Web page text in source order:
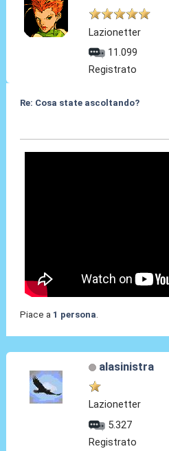
Lazionetter
11.099
Registrato
Re: Cosa state ascoltando?
Piace a 1 persona.
alasinistra
Lazionetter
5.327
Registrato